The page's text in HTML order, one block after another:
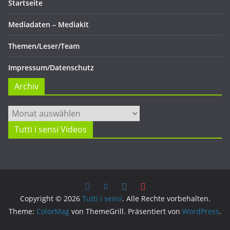
Startseite
Mediadaten – Mediakit
Themen/Leser/Team
Impressum/Datenschutz
Archiv
Archiv
Tutti i sensi Videos
Copyright © 2026 Tutti i sensi. Alle Rechte vorbehalten.
Theme: ColorMag von ThemeGrill. Präsentiert von WordPress.